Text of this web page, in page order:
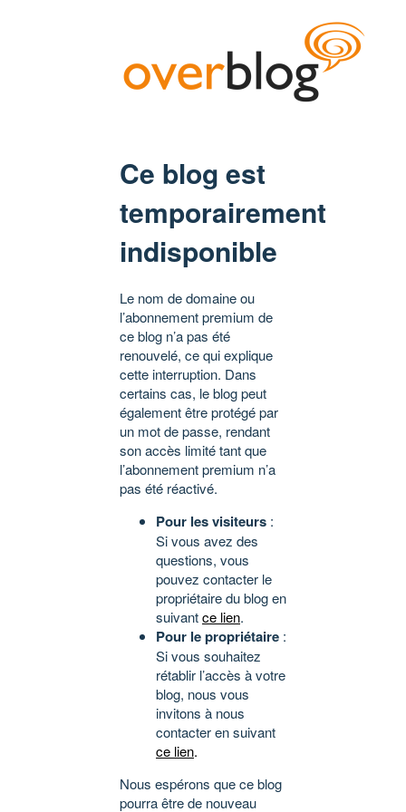
Ce blog est
temporairement
indisponible
Le nom de domaine ou
l’abonnement premium de
ce blog n’a pas été
renouvelé, ce qui explique
cette interruption. Dans
certains cas, le blog peut
également être protégé par
un mot de passe, rendant
son accès limité tant que
l’abonnement premium n’a
pas été réactivé.
Pour les visiteurs :
Si vous avez des
questions, vous
pouvez contacter le
propriétaire du blog en
suivantce lien.
Pour le propriétaire :
Si vous souhaitez
rétablir l’accès à votre
blog, nous vous
invitons à nous
contacter en suivant
ce lien.
Nous espérons que ce blog
pourra être de nouveau